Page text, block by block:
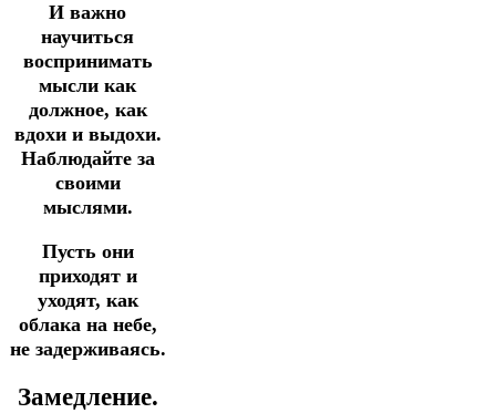
И важно
научиться
воспринимать
мысли как
должное, как
вдохи и выдохи.
Наблюдайте за
своими
мыслями.
Пусть они
приходят и
уходят, как
облака на небе,
не задерживаясь.
Замедление.